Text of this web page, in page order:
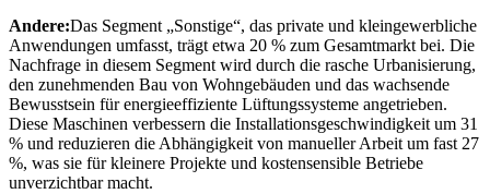
Andere:Das Segment „Sonstige“, das private und kleingewerbliche
Anwendungen umfasst, trägt etwa 20 % zum Gesamtmarkt bei. Die
Nachfrage in diesem Segment wird durch die rasche Urbanisierung,
den zunehmenden Bau von Wohngebäuden und das wachsende
Bewusstsein für energieeffiziente Lüftungssysteme angetrieben.
Diese Maschinen verbessern die Installationsgeschwindigkeit um 31
% und reduzieren die Abhängigkeit von manueller Arbeit um fast 27
%, was sie für kleinere Projekte und kostensensible Betriebe
unverzichtbar macht.